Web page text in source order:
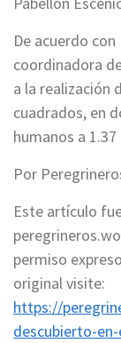
De acuerdo
coordinadora
a la realización
cuadrados, en
humanos a
Por
Este artículo
permiso
original visite:
https://
descubierto-